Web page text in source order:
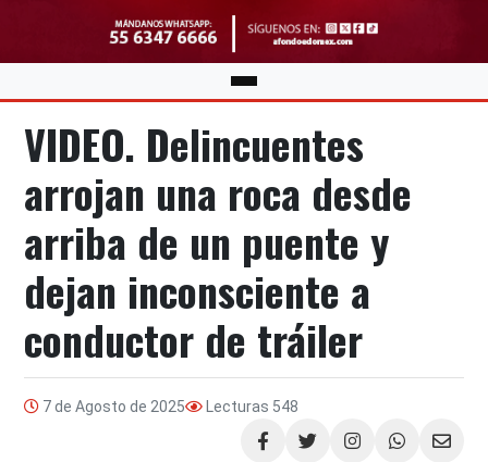
VIDEO. Delincuentes
arrojan una roca desde
arriba de un puente y
dejan inconsciente a
conductor de tráiler
7 de Agosto de 2025 Lecturas 548
Compartir